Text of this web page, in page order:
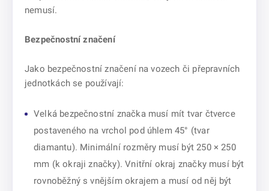
nemusí.
Bezpečnostní značení
Jako bezpečnostní značení na vozech či přepravních
jednotkách se používají:
Velká bezpečnostní značka musí mít tvar čtverce
postaveného na vrchol pod úhlem 45° (tvar
diamantu). Minimální rozměry musí být 250 × 250
mm (k okraji značky). Vnitřní okraj značky musí být
rovnoběžný s vnějším okrajem a musí od něj být